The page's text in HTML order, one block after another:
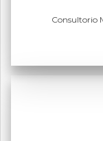
Consultorio